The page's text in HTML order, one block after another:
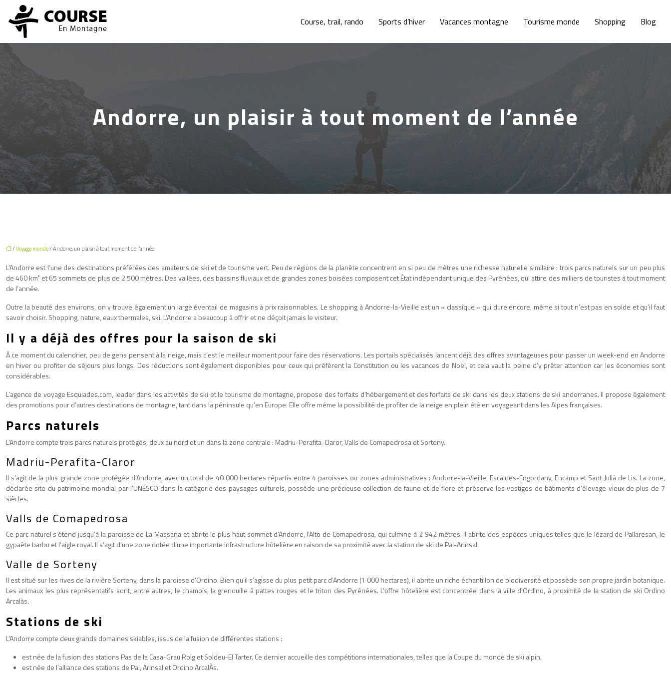
Course, trail, rando Sports d’hiver Vacances montagne Tourisme monde Shopping Blog
Andorre, un plaisir à tout moment de l’année
/Voyage monde/ Andorre, un plaisir à tout moment de l’année
L’Andorre est l’une des destinations préférées des amateurs de ski et de tourisme vert. Peu de régions de la planète concentrent en si peu de mètres une richesse naturelle similaire : trois parcs naturels sur un peu plus
de 460 km² et 65 sommets de plus de 2 500 mètres. Des vallées, des bassins fluviaux et de grandes zones boisées composent cet État indépendant unique des Pyrénées, qui attire des milliers de touristes à tout moment
de l’année.
Outre la beauté des environs, on y trouve également un large éventail de magasins à prix raisonnables. Le shopping à Andorre-la-Vieille est un « classique » qui dure encore, même si tout n’est pas en solde et qu’il faut
savoir choisir. Shopping, nature, eaux thermales, ski. L’Andorre a beaucoup à offrir et ne déçoit jamais le visiteur.
Il y a déjà des offres pour la saison de ski
À ce moment du calendrier, peu de gens pensent à la neige, mais c’est le meilleur moment pour faire des réservations. Les portails spécialisés lancent déjà des offres avantageuses pour passer un week-end en Andorre
en hiver ou profiter de séjours plus longs. Des réductions sont également disponibles pour ceux qui préfèrent la Constitution ou les vacances de Noël, et cela vaut la peine d’y prêter attention car les économies sont
considérables.
L’agence de voyage Esquiades.com, leader dans les activités de ski et le tourisme de montagne, propose des forfaits d’hébergement et des forfaits de ski dans les deux stations de ski andorranes. Il propose également
des promotions pour d’autres destinations de montagne, tant dans la péninsule qu’en Europe. Elle offre même la possibilité de profiter de la neige en plein été en voyageant dans les Alpes françaises.
Parcs naturels
L’Andorre compte trois parcs naturels protégés, deux au nord et un dans la zone centrale : Madriu-Perafita-Claror, Valls de Comapedrosa et Sorteny.
Madriu-Perafita-Claror
Il s’agit de la plus grande zone protégée d’Andorre, avec un total de 40 000 hectares répartis entre 4 paroisses ou zones administratives : Andorre-la-Vieille, Escaldes-Engordany, Encamp et Sant Julià de Lis. La zone,
déclarée site du patrimoine mondial par l’UNESCO dans la catégorie des paysages culturels, possède une précieuse collection de faune et de flore et préserve les vestiges de bâtiments d’élevage vieux de plus de 7
siècles.
Valls de Comapedrosa
Ce parc naturel s’étend jusqu’à la paroisse de La Massana et abrite le plus haut sommet d’Andorre, l’Alto de Comapedrosa, qui culmine à 2 942 mètres. Il abrite des espèces uniques telles que le lézard de Pallaresan, le
gypaète barbu et l’aigle royal. Il s’agit d’une zone dotée d’une importante infrastructure hôtelière en raison de sa proximité avec la station de ski de Pal-Arinsal.
Valle de Sorteny
Il est situé sur les rives de la rivière Sorteny, dans la paroisse d’Ordino. Bien qu’il s’agisse du plus petit parc d’Andorre (1 000 hectares), il abrite un riche échantillon de biodiversité et possède son propre jardin botanique.
Les animaux les plus représentatifs sont, entre autres, le chamois, la grenouille à pattes rouges et le triton des Pyrénées. L’offre hôtelière est concentrée dans la ville d’Ordino, à proximité de la station de ski Ordino
Arcalàs.
Stations de ski
L’Andorre compte deux grands domaines skiables, issus de la fusion de différentes stations :
est née de la fusion des stations Pas de la Casa-Grau Roig et Soldeu-El Tarter. Ce dernier accueille des compétitions internationales, telles que la Coupe du monde de ski alpin.
est née de l’alliance des stations de Pal, Arinsal et Ordino ArcalÃs.